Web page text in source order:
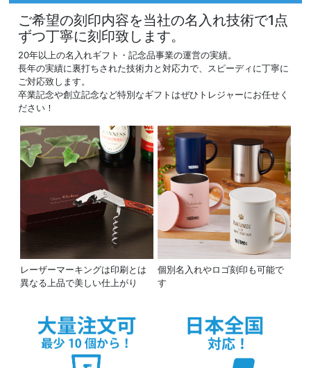
ご希望の刻印内容を当社の名入れ技術で1点
ずつ丁寧に刻印致します。
20年以上の名入れギフト・記念品事業の運営の実績。
長年の実績に裏打ちされた技術力と対応力で、スピーディに丁寧に
ご対応致します。
卒業記念や創立記念など特別なギフトはぜひトレジャーにお任せく
ださい！
レーザーマーキングは印刷とは
異なる上品で美しい仕上がり
個別名入れやロゴ刻印も可能で
す